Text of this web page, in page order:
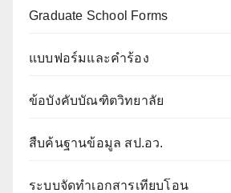
Graduate School Forms
แบบฟอร์มและคำร้อง
ข้อบังคับบัณฑิตวิทยาลัย
สืบค้นฐานข้อมูล สป.อว.
ระบบจัดทำเอกสารเทียบโอน